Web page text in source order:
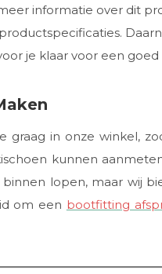
informatie over dit
je klaar voor een goed
graag in onze winkel,
kunnen
binnen lopen, maar wij
om een bootfitting